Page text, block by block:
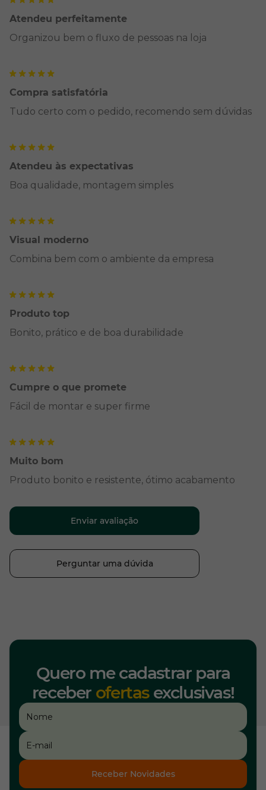
Atendeu perfeitamente
Organizou bem o fluxo de pessoas na loja
Compra satisfatória
Tudo certo com o pedido, recomendo sem dúvidas
Atendeu às expectativas
Boa qualidade, montagem simples
Visual moderno
Combina bem com o ambiente da empresa
Produto top
Bonito, prático e de boa durabilidade
Cumpre o que promete
Fácil de montar e super firme
Muito bom
Produto bonito e resistente, ótimo acabamento
Enviar avaliação
Perguntar uma dúvida
Quero me cadastrar para
receber ofertasexclusivas!
Receber Novidades